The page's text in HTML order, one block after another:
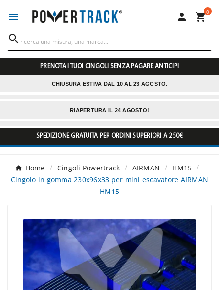
  0

PRENOTA I TUOI CINGOLI SENZA PAGARE ANTICIPI
CHIUSURA ESTIVA DAL 10 AL 23 AGOSTO.
RIAPERTURA IL 24 AGOSTO!
SPEDIZIONE GRATUITA PER ORDINI SUPERIORI A 250€
Home Cingoli Powertrack AIRMAN
HM15
Cingolo in gomma 230x96x33 per mini escavatore AIRMAN
HM15